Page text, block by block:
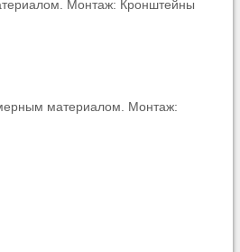
Монтаж: Кронштейны
материалом. Монтаж: